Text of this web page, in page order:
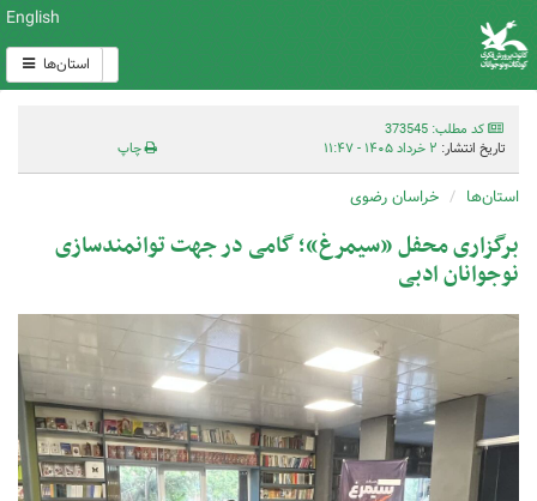
English
استان‌ها
کد مطلب: 373545
تاریخ انتشار: ۲ خرداد ۱۴۰۵ - ۱۱:۴۷ چاپ
استان‌ها خراسان رضوی
برگزاری محفل «سیمرغ»؛ گامی در جهت توانمندسازی
نوجوانان ادبی